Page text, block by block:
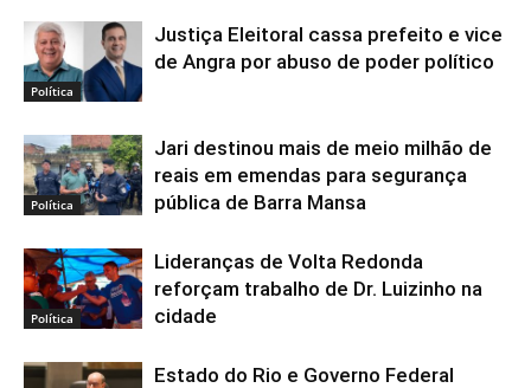
Política
Justiça Eleitoral cassa prefeito e vice
de Angra por abuso de poder político
Política
Jari destinou mais de meio milhão de
reais em emendas para segurança
pública de Barra Mansa
Política
Lideranças de Volta Redonda
reforçam trabalho de Dr. Luizinho na
cidade
Estado do Rio e Governo Federal